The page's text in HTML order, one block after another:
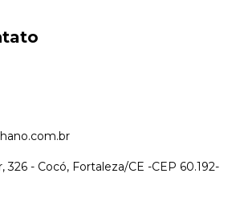
326 - Cocó, Fortaleza/CE -CEP 60.192-